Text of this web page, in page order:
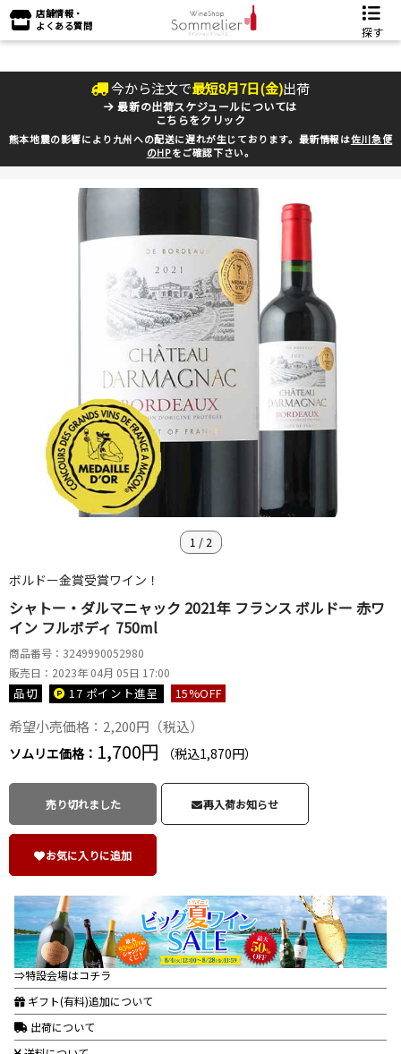
店舗情報・
よくある質問
探す
今から注文で最短8月7日(金)出荷
最新の出荷スケジュールについては
こちらをクリック
熊本地震の影響により九州への配送に遅れが生じております。最新情報は佐川急便
のHPをご確認下さい。
1 / 2
ボルドー金賞受賞ワイン！
シャトー・ダルマニャック 2021年 フランス ボルドー 赤ワ
イン フルボディ 750ml
商品番号：3249990052980
販売日：2023年 04月 05日 17:00
品切 17 ポイント進呈 15%OFF
希望小売価格：2,200円（税込）
ソムリエ価格： 1,700円 （税込1,870円）
売り切れました 再入荷お知らせ
お気に入りに追加
⇒特設会場はコチラ
ギフト(有料)追加について
出荷について